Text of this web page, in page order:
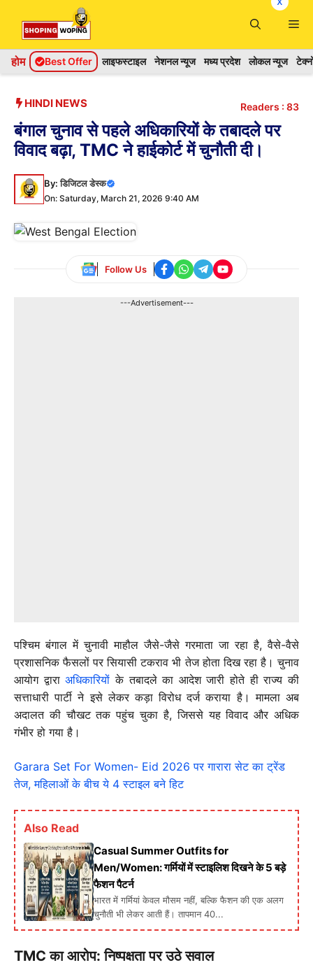
content
होम Best Offer लाइफस्टाइल नेशनल न्यूज मध्य प्रदेश लोकल न्यूज
HINDI NEWS Readers : 83
बंगाल चुनाव से पहले अधिकारियों के तबादले पर
विवाद बढ़ा, TMC ने हाईकोर्ट में चुनौती दी।
By:डिजिटल डेस्क
On: Saturday, March 21, 2026 9:40 AM
Follow Us
---Advertisement---
पश्चिम बंगाल में चुनावी माहौल जैसे-जैसे गरमाता जा रहा है, वैसे-वैसे
प्रशासनिक फैसलों पर सियासी टकराव भी तेज होता दिख रहा है। चुनाव
आयोग द्वाराअधिकारियों के तबादले का आदेश जारी होते ही राज्य की
सत्ताधारी पार्टी ने इसे लेकर कड़ा विरोध दर्ज कराया है। मामला अब
अदालत की चौखट तक पहुंच चुका है, जिससे यह विवाद और अधिक
गंभीर हो गया है।
Garara Set For Women- Eid 2026 पर गारारा सेट का ट्रेंड
तेज, महिलाओं के बीच ये 4 स्टाइल बने हिट
Also Read
Casual Summer Outfits for
Men/Women: गर्मियों में स्टाइलिश दिखने के 5 बड़े
फैशन पैटर्न
भारत में गर्मियां केवल मौसम नहीं, बल्कि फैशन की एक अलग
चुनौती भी लेकर आती हैं। तापमान 40...
TMC का आरोप: निष्पक्षता पर उठे सवाल